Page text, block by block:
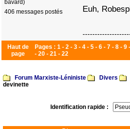
bavard)
406 messages postés
Euh,
Haut de
page
Pages : 1 - 2 - 3 - 4 - 5 - 6 - 7 - 8 - 9 -
- 20 - 21 - 22
Forum Marxiste-Léniniste Divers
devinette
Identification rapide :